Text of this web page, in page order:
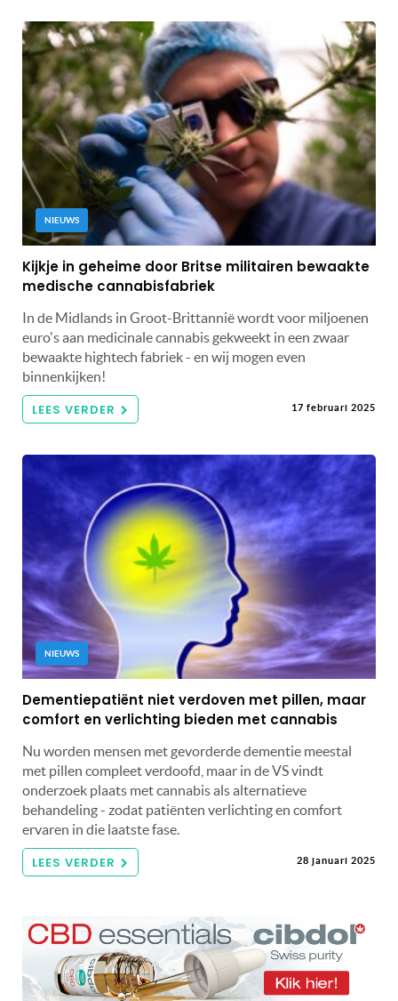
NIEUWS
Kijkje in geheime door Britse militairen bewaakte
medische cannabisfabriek
In de Midlands in Groot-Brittannië wordt voor miljoenen
euro's aan medicinale cannabis gekweekt in een zwaar
bewaakte hightech fabriek - en wij mogen even
binnenkijken!
LEES VERDER 17 februari 2025
NIEUWS
Dementiepatiënt niet verdoven met pillen, maar
comfort en verlichting bieden met cannabis
Nu worden mensen met gevorderde dementie meestal
met pillen compleet verdoofd, maar in de VS vindt
onderzoek plaats met cannabis als alternatieve
behandeling - zodat patiënten verlichting en comfort
ervaren in die laatste fase.
LEES VERDER 28 januari 2025